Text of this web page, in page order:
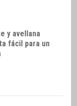
y avellana
fácil para un